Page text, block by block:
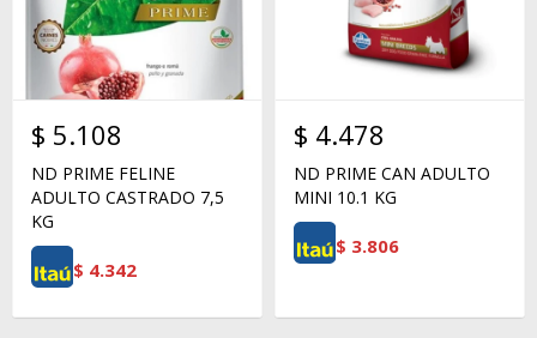
$ 5.108
ND PRIME FELINE
ADULTO CASTRADO 7,5
KG
$ 4.342
$ 4.478
ND PRIME CAN ADULTO
MINI 10.1 KG
$ 3.806